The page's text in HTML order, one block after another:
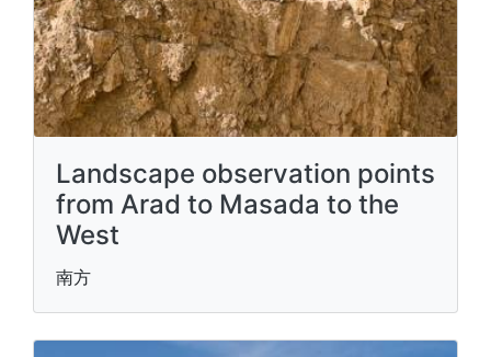
Landscape observation points
from Arad to Masada to the
West
南方